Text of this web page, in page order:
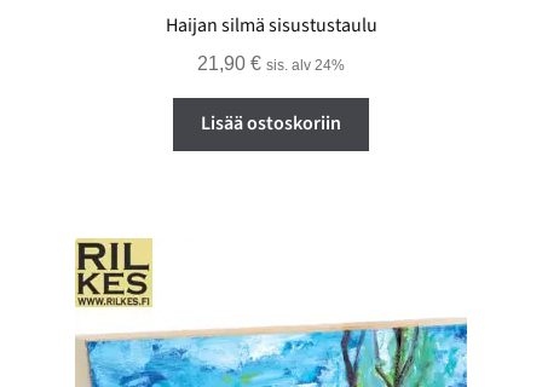
Haijan silmä sisustustaulu
21,90 € sis. alv 24%
Lisää ostoskoriin